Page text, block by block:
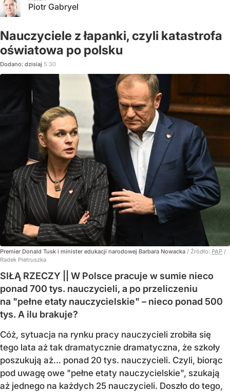
Piotr Gabryel
Nauczyciele z łapanki, czyli katastrofa
oświatowa po polsku
Dodano: dzisiaj 5:30
Premier Donald Tusk i minister edukacji narodowej Barbara Nowacka / Źródło: PAP /
Radek Pietruszka
SIŁĄ RZECZY || W Polsce pracuje w sumie nieco
ponad 700 tys. nauczycieli, a po przeliczeniu
na "pełne etaty nauczycielskie" – nieco ponad 500
tys. A ilu brakuje?
Cóż, sytuacja na rynku pracy nauczycieli zrobiła się
tego lata aż tak dramatycznie dramatyczna, że szkoły
poszukują aż… ponad 20 tys. nauczycieli. Czyli, biorąc
pod uwagę owe "pełne etaty nauczycielskie", szukają
aż jednego na każdych 25 nauczycieli. Doszło do tego,